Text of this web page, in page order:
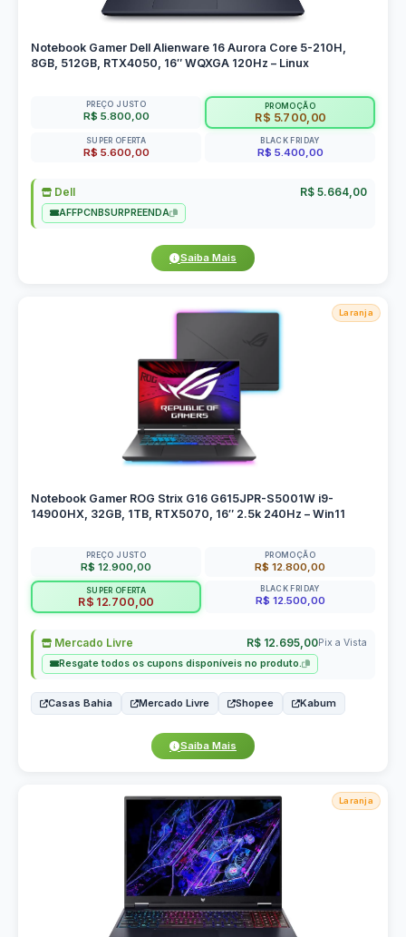
Notebook Gamer Dell Alienware 16 Aurora Core 5-210H,
8GB, 512GB, RTX4050, 16″ WQXGA 120Hz – Linux
PREÇO JUSTO
R$ 5.800,00
PROMOÇÃO
R$ 5.700,00
SUPER OFERTA
R$ 5.600,00
BLACK FRIDAY
R$ 5.400,00
Dell R$ 5.664,00
AFFPCNBSURPREENDA
Saiba Mais
Laranja
Notebook Gamer ROG Strix G16 G615JPR-S5001W i9-
14900HX, 32GB, 1TB, RTX5070, 16″ 2.5k 240Hz – Win11
PREÇO JUSTO
R$ 12.900,00
PROMOÇÃO
R$ 12.800,00
SUPER OFERTA
R$ 12.700,00
BLACK FRIDAY
R$ 12.500,00
Mercado Livre R$ 12.695,00Pix a Vista
Resgate todos os cupons disponíveis no produto.
Casas Bahia Mercado Livre Shopee Kabum
Saiba Mais
Laranja